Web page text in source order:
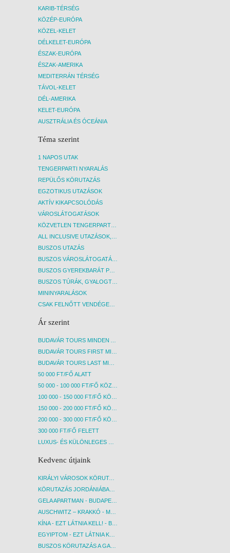
KARIB-TÉRSÉG
KÖZÉP-EURÓPA
KÖZEL-KELET
DÉLKELET-EURÓPA
ÉSZAK-EURÓPA
ÉSZAK-AMERIKA
MEDITERRÁN TÉRSÉG
TÁVOL-KELET
DÉL-AMERIKA
KELET-EURÓPA
AUSZTRÁLIA ÉS ÓCEÁNIA
Téma szerint
1 NAPOS UTAK
TENGERPARTI NYARALÁS
REPÜLŐS KÖRUTAZÁS
EGZOTIKUS UTAZÁSOK
AKTÍV KIKAPCSOLÓDÁS
VÁROSLÁTOGATÁSOK
KÖZVETLEN TENGERPARTI SZÁLLÁSOK
ALL INCLUSIVE UTAZÁSOK, NYARALÁSOK
BUSZOS UTAZÁS
BUSZOS VÁROSLÁTOGATÁSOK
BUSZOS GYEREKBARÁT PROGRAMOK
BUSZOS TÚRÁK, GYALOGTÚRÁK
MININYARALÁSOK
CSAK FELNŐTT VENDÉGEKET FOGADÓ SZÁLLÁSOK
Ár szerint
BUDAVÁR TOURS MINDEN AKCIÓS ÚT
BUDAVÁR TOURS FIRST MINUTE AKCIÓS UTAK
BUDAVÁR TOURS LAST MINUTE AKCIÓS UTAK
50 000 FT/FŐ ALATT
50 000 - 100 000 FT/FŐ KÖZÖTT
100 000 - 150 000 FT/FŐ KÖZÖTT
150 000 - 200 000 FT/FŐ KÖZÖTT
200 000 - 300 000 FT/FŐ KÖZÖTT
300 000 FT/FŐ FELETT
LUXUS- ÉS KÜLÖNLEGES UTAK
Kedvenc útjaink
KIRÁLYI VÁROSOK KÖRUTAZÁS KÖZVETLEN REPÜLŐJÁRATTAL - BUDAPEST, REPÜLŐ
KÖRUTAZÁS JORDÁNIÁBAN, HOLT-TENGERI PIHENÉSSEL - BUDAPEST, REPÜLŐ
GELA APARTMAN - BUDAPEST, REPÜLŐ
AUSCHWITZ – KRAKKÓ - MEGRÁZÓ IDŐUTAZÁS! - BUDAPEST, BUSZ
KÍNA - EZT LÁTNIA KELL! - BUDAPEST, REPÜLŐ
EGYIPTOM - EZT LÁTNIA KELL! - BUDAPEST, REPÜLŐ
BUSZOS KÖRUTAZÁS A GARDA-TÓ KÖRNYÉKÉN - BUDAPEST, BUSZ